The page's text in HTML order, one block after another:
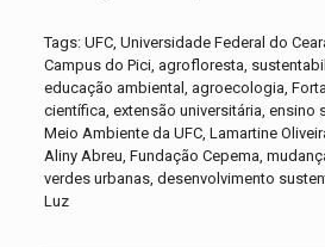
Tags: UFC, Universidade Federal do
Campus do Pici, agrofloresta,
educação ambiental, agroecologia,
científica, extensão universitária, ensino
Meio Ambiente da UFC, Lamartine
Aliny Abreu, Fundação Cepema,
verdes urbanas, desenvolvimento
Luz